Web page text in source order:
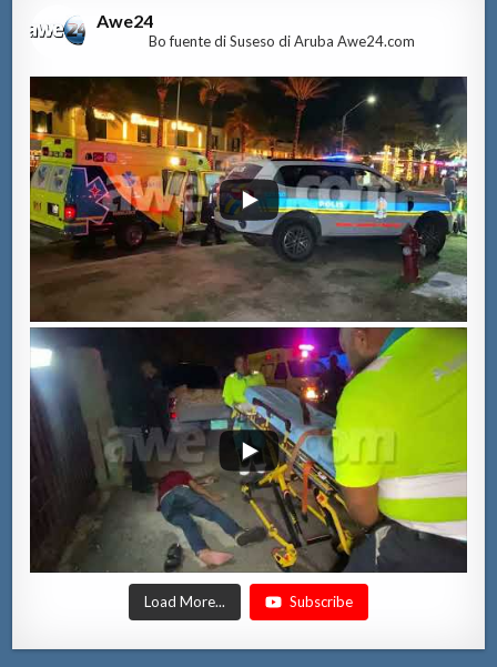
Awe24
Bo fuente di Suseso di Aruba Awe24.com
Load More... Subscribe